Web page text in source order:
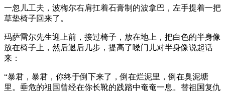
一忽儿工夫，波梅尔右肩扛着石膏制的波拿巴，左手提着一把
草垫椅子回来了。
玛萨雷尔先生迎上前，接过椅子，放在地上，把白色的半身像
放在椅子上，然后退后几步，提高了嗓门儿对半身像说起话
来：
“暴君，暴君，你终于倒下来了，倒在烂泥里，倒在臭泥塘
里。垂危的祖国曾经在你长靴的践踏中奄奄一息。替祖国复仇